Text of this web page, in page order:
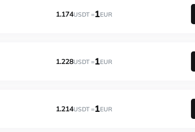
1.174USDT =1EUR
1.228USDT =1EUR
1.214USDT =1EUR